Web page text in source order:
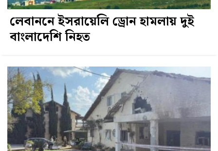
লেবাননে ইসরায়েলি ড্রোন হামলায় দুই
বাংলাদেশি নিহত